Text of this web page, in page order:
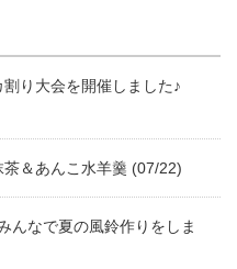
り大会を開催しました♪
＆あんこ水羊羹 (07/22)
んなで夏の風鈴作りをしま